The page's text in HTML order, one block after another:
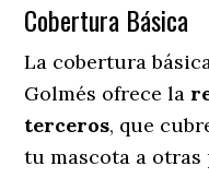
Cobertura Básica
La cobertura
Golmés ofrece la
terceros, que
tu mascota a otras